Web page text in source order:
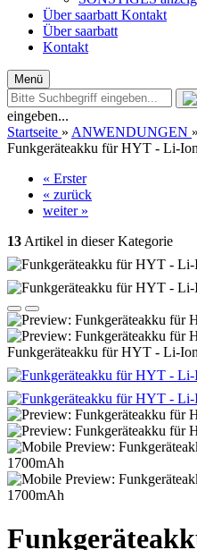
Über saarbatt Kontakt
Über saarbatt
Kontakt
Menü
eingeben...
Startseite » ANWENDUNGEN »
Funkgeräteakku für HYT - Li-
« Erster
« zurück
weiter »
13 Artikel in dieser Kategorie
Funkgeräteakku für HYT - Li-